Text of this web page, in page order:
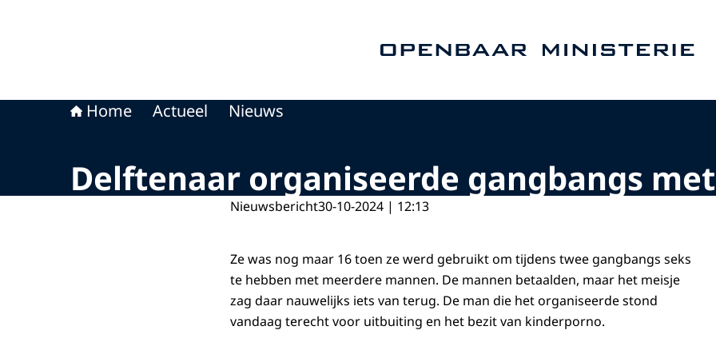
Home Actueel Nieuws
Delftenaar organiseerde gangbangs
Nieuwsbericht30-10-2024 | 12:13
Ze was nog maar 16 toen ze werd gebruikt om tijdens twee gangbangs seks
te hebben met meerdere mannen. De mannen betaalden, maar het meisje
zag daar nauwelijks iets van terug. De man die het organiseerde stond
vandaag terecht voor uitbuiting en het bezit van kinderporno.